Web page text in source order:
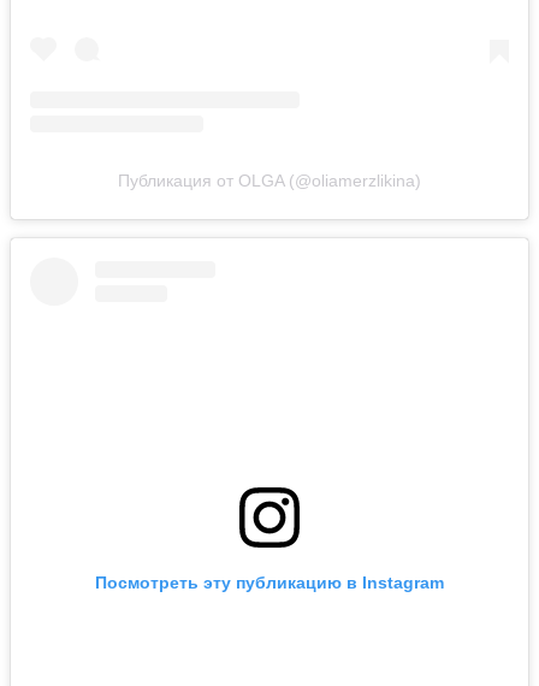
Публикация от OLGA (@oliamerzlikina)
Посмотреть эту публикацию в Instagram